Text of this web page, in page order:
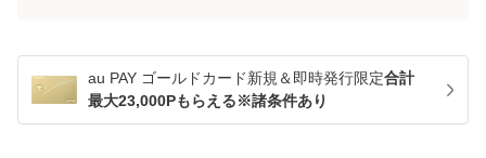
au PAY ゴールドカード新規＆即時発行限定合計
最大23,000Pもらえる※諸条件あり